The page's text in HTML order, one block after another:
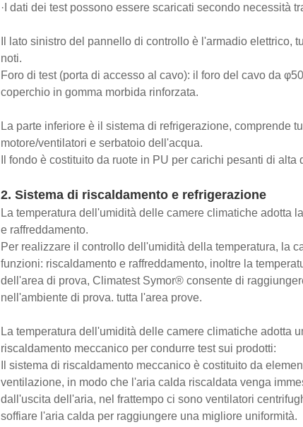
·I dati dei test possono essere scaricati secondo necessità
Il lato sinistro del pannello di controllo è l'armadio
noti.
Foro di test (porta di accesso al cavo): il foro del cavo da
coperchio in gomma morbida rinforzata.
La parte inferiore è il sistema di refrigerazione, comprende
motore/ventilatori e serbatoio dell'acqua.
Il fondo è costituito da ruote in PU per carichi pesanti di alta
2. Sistema di riscaldamento e refrigerazione
La temperatura dell'umidità delle camere climatiche adotta
e raffreddamento.
Per realizzare il controllo dell'umidità della temperatura, la
funzioni: riscaldamento e raffreddamento, inoltre la
dell'area di prova, Climatest Symor® consente di
nell'ambiente di prova. tutta l'area prove.
La temperatura dell'umidità delle camere climatiche adotta
riscaldamento meccanico per condurre test sui prodotti:
Il sistema di riscaldamento meccanico è costituito da
ventilazione, in modo che l'aria calda riscaldata venga
dall'uscita dell'aria, nel frattempo ci sono ventilatori
soffiare l'aria calda per raggiungere una migliore uniformità.